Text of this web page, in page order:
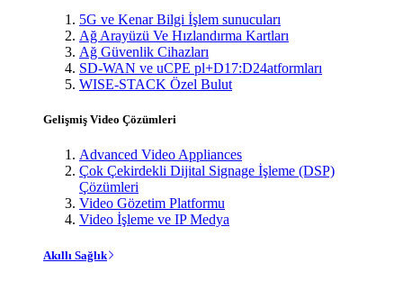
5G ve Kenar Bilgi İşlem sunucuları
Ağ Arayüzü Ve Hızlandırma Kartları
Ağ Güvenlik Cihazları
SD-WAN ve uCPE pl+D17:D24atformları
WISE-STACK Özel Bulut
Gelişmiş Video Çözümleri
Advanced Video Appliances
Çok Çekirdekli Dijital Signage İşleme (DSP)
Çözümleri
Video Gözetim Platformu
Video İşleme ve IP Medya
Akıllı Sağlık